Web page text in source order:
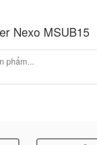
1 x 15” 8 Ohms
437mm x 531mm
Nexo MSUB15